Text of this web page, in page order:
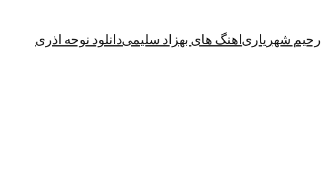
رحیم شهریاریاهنگ های بهزاد سلیمیدانلود نوحه اذری